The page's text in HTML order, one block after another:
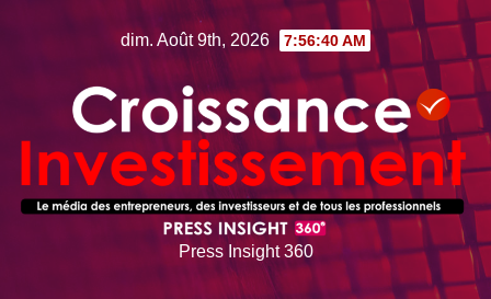
dim. Août 9th, 2026 7:56:40 AM
Press Insight 360